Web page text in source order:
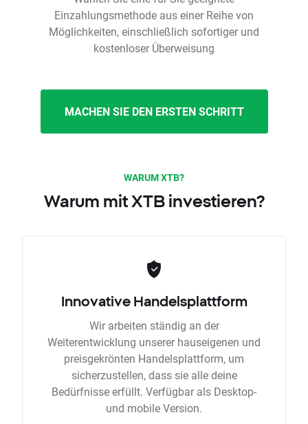
Einzahlungsmethode aus einer Reihe von
Möglichkeiten, einschließlich sofortiger und
kostenloser Überweisung
MACHEN SIE DEN ERSTEN SCHRITT
WARUM XTB?
Warum mit XTB investieren?
Innovative Handelsplattform
Wir arbeiten ständig an der
Weiterentwicklung unserer hauseigenen und
preisgekrönten Handelsplattform, um
sicherzustellen, dass sie alle deine
Bedürfnisse erfüllt. Verfügbar als Desktop-
und mobile Version.